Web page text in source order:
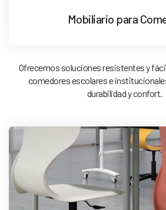
Mobiliario para
Ofrecemos soluciones resistentes y
comedores escolares e
durabilidad y confort.